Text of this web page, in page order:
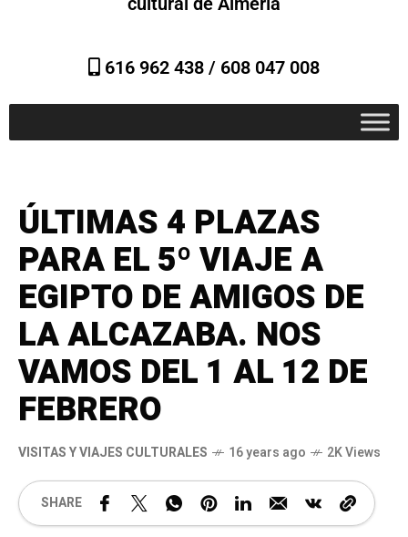
616 962 438 / 608 047 008
ÚLTIMAS 4 PLAZAS
PARA EL 5º VIAJE A
EGIPTO DE AMIGOS DE
LA ALCAZABA. NOS
VAMOS DEL 1 AL 12 DE
FEBRERO
VISITAS Y VIAJES CULTURALES 16 years ago 2K Views
SHARE